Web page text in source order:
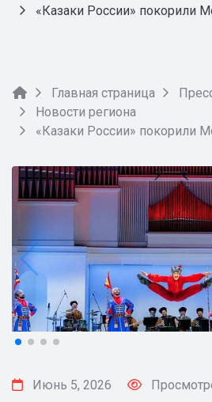
«Казаки России» покорили
Главная страница
Новости региона
«Казаки России» покорили
Июнь 5, 2026